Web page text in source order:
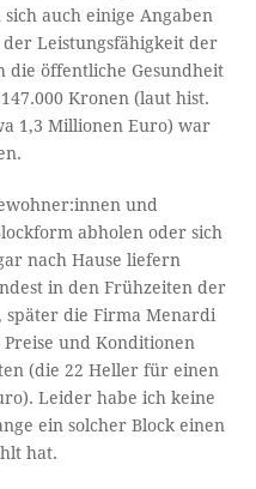
auch einige Angaben
Leistungsfähigkeit der
die öffentliche Gesundheit
Kronen (laut hist.
1,3 Millionen Euro) war
und
abholen oder sich
nach Hause liefern
in den Frühzeiten der
später die Firma Menardi
und Konditionen
(die 22 Heller für einen
Leider habe ich keine
ein solcher Block einen
hat.